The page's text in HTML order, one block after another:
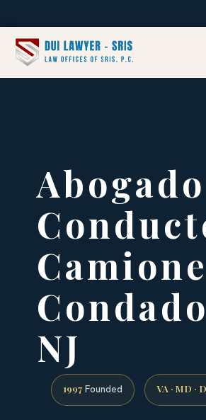
NJ
1997 Founded VA · MD ·